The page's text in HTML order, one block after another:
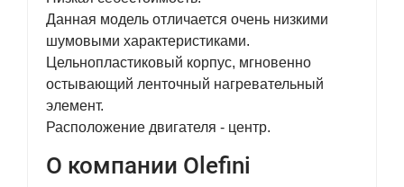
Данная модель отличается очень низкими
шумовыми характеристиками.
Цельнопластиковый корпус, мгновенно
остывающий ленточный нагревательный
элемент.
Расположение двигателя - центр.
О компании Olefini